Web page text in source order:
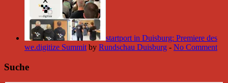
startport in Duisburg: Premiere des
we.digitize Summit by Rundschau Duisburg - No Comment
Suche